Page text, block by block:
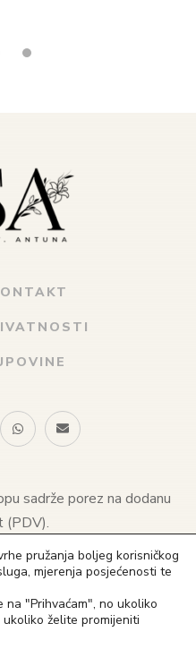
sadrže porez na dodanu
(PDV).
Sva prava pridržana
823
823
pružanja boljeg korisničkog
mjerenja posjećenosti te
"Prihvaćam", no ukoliko
želite promijeniti